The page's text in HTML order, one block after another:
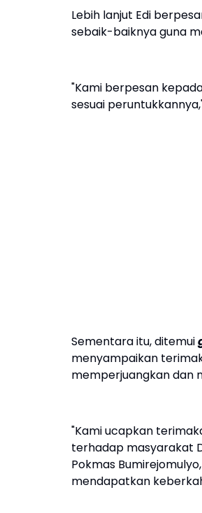
Lebih lanjut Edi
sebaik-baiknya guna
"Kami berpesan
sesuai
Sementara itu, ditemui
menyampaikan
memperjuangkan dan
"Kami ucapkan
terhadap masyarakat
Pokmas
mendapatkan